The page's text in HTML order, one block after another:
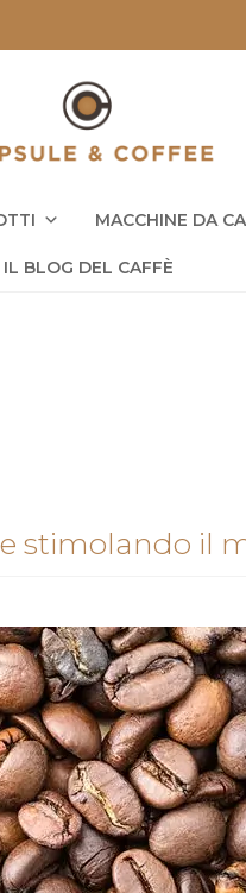
MACCHINE DA
IL BLOG DEL CAFFÈ
stimolando il